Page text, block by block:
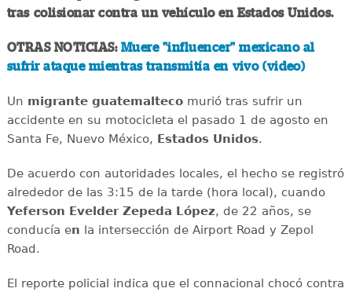
tras colisionar contra un vehículo en Estados Unidos.
OTRAS NOTICIAS: Muere "influencer" mexicano al
sufrir ataque mientras transmitía en vivo (video)
Un migrante guatemaltecomurió tras sufrir un
accidente en su motocicleta el pasado 1 de agosto en
Santa Fe, Nuevo México, Estados Unidos.
De acuerdo con autoridades locales, el hecho se registró
alrededor de las 3:15 de la tarde (hora local), cuando
Yeferson Evelder Zepeda López, de 22 años, se
conducía en la intersección de Airport Road y Zepol
Road.
El reporte policial indica que el connacional chocó contra